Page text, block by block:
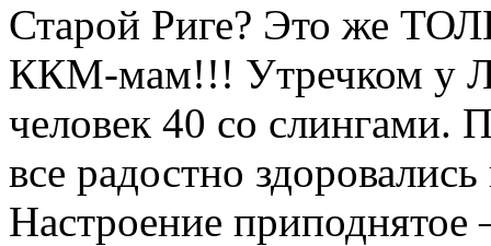
Старой Риге? Это же
ККМ-мам!!! Утречком у
человек 40 со слингами.
все радостно
Настроение